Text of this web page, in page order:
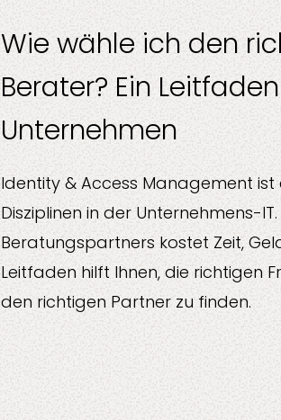
Alle Dienstleistungen
Fertigung
Wie wähle ich den
Berater? Ein
Unternehmen
Identity & Access Management
Disziplinen in der Unternehmens-
Beratungspartners kostet Zeit,
Leitfaden hilft Ihnen, die richtigen
den richtigen Partner zu finden.